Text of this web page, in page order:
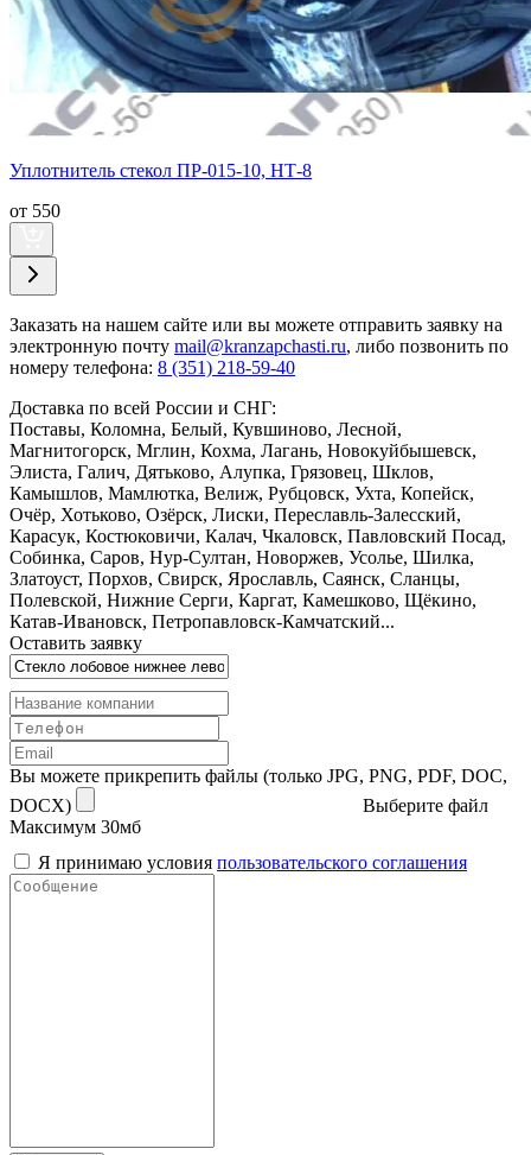
Уплотнитель стекол ПР-015-10, НТ-8
от 550
Заказать на нашем сайте или вы можете отправить заявку на
электронную почту mail@kranzapchasti.ru, либо позвонить по
номеру телефона: 8 (351) 218-59-40
Доставка по всей России и СНГ:
Поставы, Коломна, Белый, Кувшиново, Лесной,
Магнитогорск, Мглин, Кохма, Лагань, Новокуйбышевск,
Элиста, Галич, Дятьково, Алупка, Грязовец, Шклов,
Камышлов, Мамлютка, Велиж, Рубцовск, Ухта, Копейск,
Очёр, Хотьково, Озёрск, Лиски, Переславль-Залесский,
Карасук, Костюковичи, Калач, Чкаловск, Павловский Посад,
Собинка, Саров, Нур-Султан, Новоржев, Усолье, Шилка,
Златоуст, Порхов, Свирск, Ярославль, Саянск, Сланцы,
Полевской, Нижние Серги, Каргат, Камешково, Щёкино,
Катав-Ивановск, Петропавловск-Камчатский...
Оставить заявку
Вы можете прикрепить файлы (только JPG, PNG, PDF, DOC,
DOCX)
Выберите файл
Максимум 30мб
Я принимаю условия пользовательского соглашения